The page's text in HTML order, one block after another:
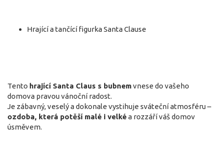
Hrající a tančící figurka Santa Clause
Tento hrající Santa Claus s bubnemvnese do vašeho
domova pravou vánoční radost.
Je zábavný, veselý a dokonale vystihuje sváteční atmosféru –
ozdoba, která potěší malé i velkéa rozzáří váš domov
úsměvem.